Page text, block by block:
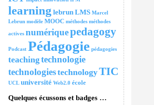
learning lebrunLMS Marcel
Lebrun modèle MOOC méthodes méthodes
actives numériquepedagogy
Podcast Pédagogie pédagogies
teachingtechnologie
technologiestechnologyTIC
UCL université Web2.0 école
Quelques écussons et badges …